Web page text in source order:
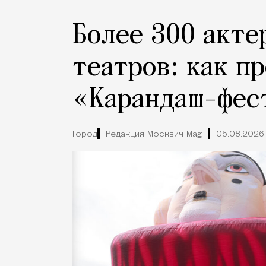
Более 300
театров: как
«Карандаш-
Город Редакция Москвич Mag 05.08.2026